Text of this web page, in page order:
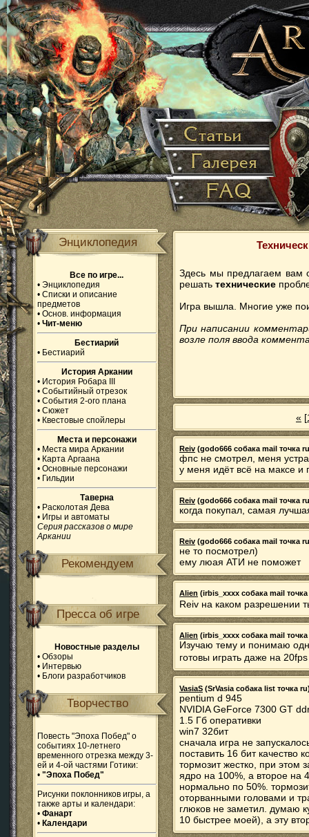
Энциклопедия
Все по игре...
• Энциклопедия
• Списки и описание
предметов
• Основ. информация
• Чит-меню
Бестиарий
• Бестиарий
История Аркании
• История Робара III
• Событийный отрезок
• События 2-ого плана
• Сюжет
• Квестовые спойлеры
Места и персонажи
• Места мира Аркании
• Карта Аргаана
• Основные персонажи
• Гильдии
Таверна
• Расколотая Дева
• Игры и автоматы
Серия рассказов о мире
Аркании
Рекомендуем
Пресса об игре
Новостные разделы
• Обзоры
• Интервью
• Блоги разработчиков
Творчество
Повесть "Эпоха Побед" о
событиях 10-летнего
временного отрезка между 3-
ей и 4-ой частями Готики:
• "Эпоха Побед"
Рисунки поклонников игры, а
также арты и календари:
• Фанарт
• Календари
Здесь мы предлагаем вам
решать технические
Игра вышла. Многие уже
При написании
возле поля ввода
« [
Reiv (godo666 собака mail точка
фпс не смотрел, меня
у меня идёт всё на максе и
Reiv (godo666 собака mail точка
когда покупал, самая
Reiv (godo666 собака mail точка
не то посмотрел)
ему люая АТИ не поможет
Alien (irbis_xxxx собака mail
Reiv на каком разрешении
Alien (irbis_xxxx собака mail
Изучаю тему и понимаю
готовы играть даже на
VasiaS (SrVasia собака list точка
pentium d 945
NVIDIA GeForce 7300 GT
1.5 Гб оперативки
win7 32бит
сначала игра не
поставить 16 бит качество
тормозит жестко, при этом
ядро на 100%, а второе на
нормально по 50%.
оторванными головами и
глюков не заметил. думаю
10 быстрее моей), а эту